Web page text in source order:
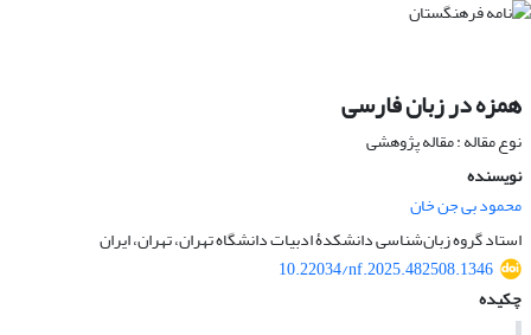
همزه در زبان فارسی
نوع مقاله : مقاله پژوهشی
نویسنده
محمود بی جن خان
استاد گروه زبان‌شناسی دانشکدۀ ادبیات دانشگاه تهران، تهران، ایران
10.22034/nf.2025.482508.1346
چکیده